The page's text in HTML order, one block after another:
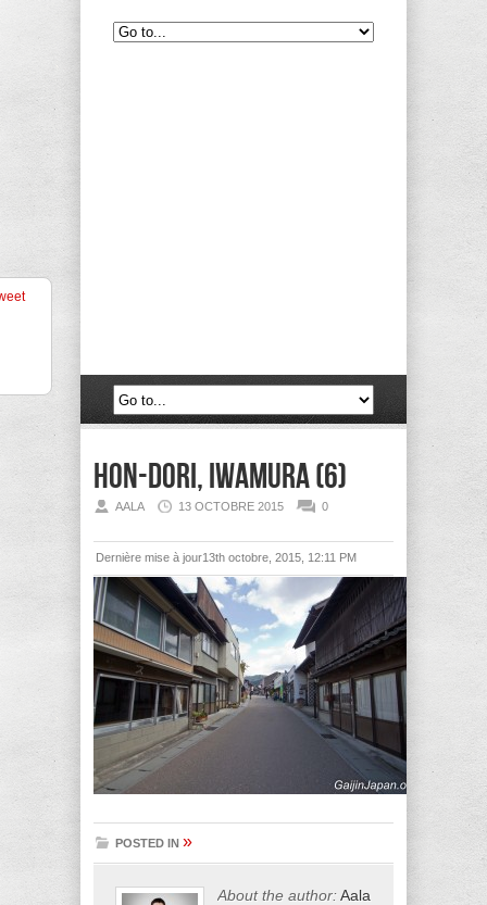
Hon-dori, Iwamura (6)
AALA 13 OCTOBRE 2015 0
Dernière mise à jour13th octobre, 2015, 12:11 PM
POSTED IN »
About the author:Aala